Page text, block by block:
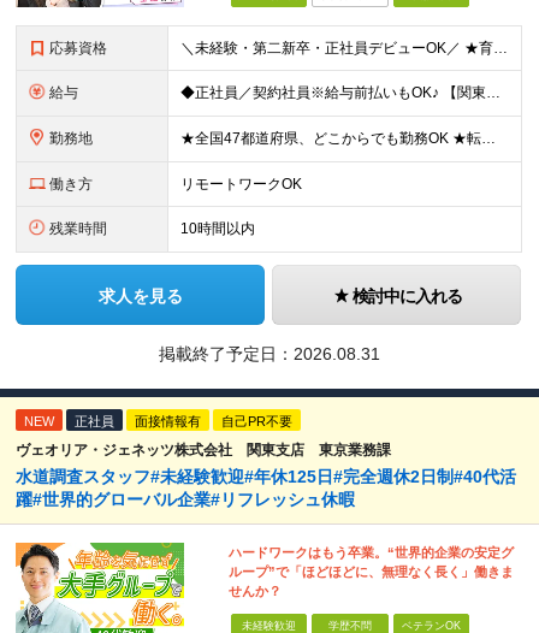
応募資格 ＼未経験・第二新卒・正社員デビューOK／ ★育成前提の採用を実施中！ ■経歴・ブランク不問 ■学歴不問 ≪≪特別なスキルや経験は必要なし！≫≫ 当社では人柄重視の採用を実施しています。 働く先輩社員
給与 ◆正社員／契約社員※給与前払いもOK♪ 【関東（一都三県）】 月給25万円～ ※固定残業代（月20時間分／月3万2383円）を含む。超過分は別途支給。 ※試用期間中の給与は月給23万円～ 【関東（北
勤務地 ★全国47都道府県、どこからでも勤務OK ★転勤なし！腰を据えて活躍◎ ★マイカー通勤OK（拠点による） ★業務に慣れたら、ゆくゆくはリモート併用やフルリモートも可能 全国のお客様先にて勤務していた
働き方 リモートワークOK
残業時間 10時間以内
求人を見る 検討中に入れる
掲載終了予定日： 2026.08.31
NEW 正社員 面接情報有 自己PR不要
ヴェオリア・ジェネッツ株式会社 関東支店 東京業務課
水道調査スタッフ#未経験歓迎#年休125日#完全週休2日制#40代活
躍#世界的グローバル企業#リフレッシュ休暇
ハードワークはもう卒業。“世界的企業の安定グ
ループ”で「ほどほどに、無理なく長く」働きま
せんか？
未経験歓迎 学歴不問 ベテランOK